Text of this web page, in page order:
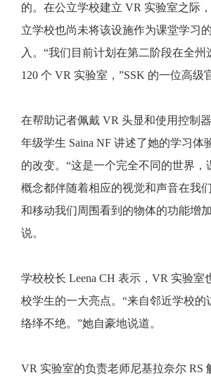
的。在公立学校建立 VR 实验室之际
立学校也尚未将该设施作为课堂学习的
入。“我们目前计划在第二阶段在全州
120 个 VR 实验室，”SSK 的一位高级
在帮助记者佩戴 VR 头显和使用控制
年级学生 Saina NF 讲述了她的学习体
的改变。“这是一个完全不同的世界，
概念都伴随着相应的视觉和声音在我
和移动我们周围看到的物体的功能增
说。
学校校长 Leena CH 表示，VR 实验室
校学生的一大亮点。“来自邻近学校的
络绎不绝。”她自豪地说道。
VR 实验室的负责老师尼基拉奈尔 RS